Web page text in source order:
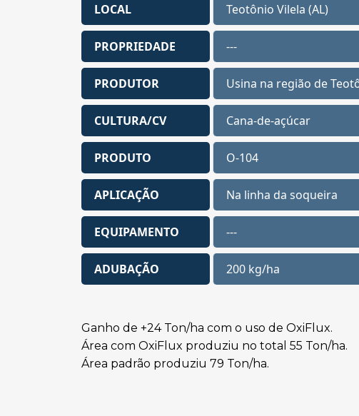
LOCAL Teotônio Vilela (AL)
PROPRIEDADE ---
PRODUTOR Usina na região de
CULTURA/CV Cana-de-açúcar
PRODUTO O-104
APLICAÇÃO Na linha da soqueira
EQUIPAMENTO ---
ADUBAÇÃO 200 kg/ha
Ganho de +24 Ton/ha com o uso de OxiFlux.
Área com OxiFlux produziu no total 55 Ton/ha.
Área padrão produziu 79 Ton/ha.